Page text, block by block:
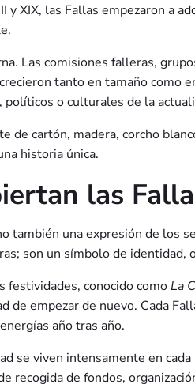
y XIX, las Fallas empezaron a
Las comisiones falleras,
tanto en tamaño como
o culturales de la
de cartón, madera, corcho
historia única.
las
también una expresión de los
son un símbolo de identidad,
festividades, conocido comoLa
empezar de nuevo. Cada
año tras año.
se viven intensamente en
recogida de fondos,